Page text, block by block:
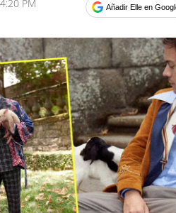
PM Añadir Elle en